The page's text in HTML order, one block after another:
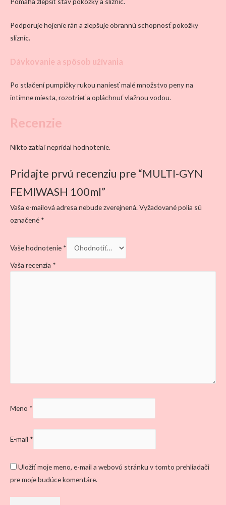
Podporuje hojenie rán a zlepšuje obrannú schopnosť pokožky
slizníc.
Dávkovanie a spôsob užívania
Po stlačení pumpičky rukou naniesť malé množstvo peny na
intímne miesta, rozotrieť a opláchnuť vlažnou vodou.
Recenzie
Nikto zatiaľ nepridal hodnotenie.
Pridajte prvú recenziu pre “MULTI-GYN
FEMIWASH 100ml”
Vaša e-mailová adresa nebude zverejnená. Vyžadované polia sú
označené *
Vaše hodnotenie *
Vaša recenzia *
Meno *
E-mail *
Uložiť moje meno, e-mail a webovú stránku v tomto prehliadači
pre moje budúce komentáre.